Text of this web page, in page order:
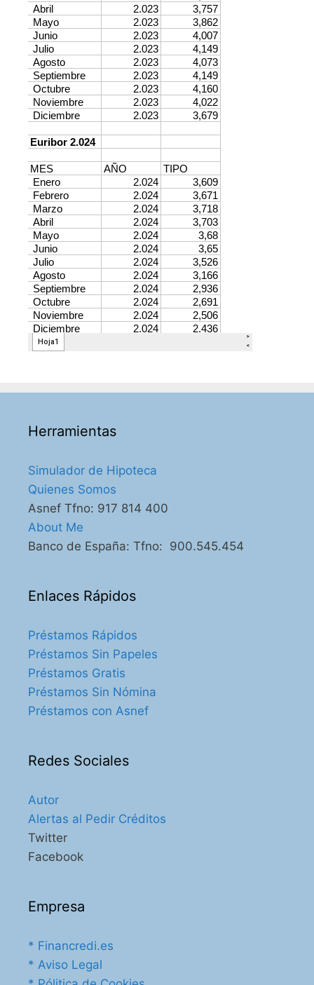
Herramientas
Simulador de Hipoteca
Quienes Somos
Asnef Tfno: 917 814 400
About Me
Banco de España: Tfno: 900.545.454
Enlaces Rápidos
Préstamos Rápidos
Préstamos Sin Papeles
Préstamos Gratis
Préstamos Sin Nómina
Préstamos con Asnef
Redes Sociales
Autor
Alertas al Pedir Créditos
Twitter
Facebook
Empresa
* Financredi.es
* Aviso Legal